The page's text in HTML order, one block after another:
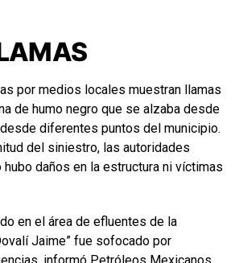
por medios locales muestran llamas
de humo negro que se alzaba desde
diferentes puntos del municipio.
del siniestro, las autoridades
hubo daños en la estructura ni víctimas
en el área de efluentes de la
Jaime” fue sofocado por